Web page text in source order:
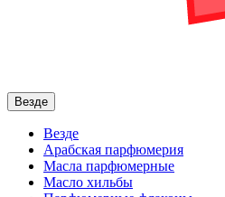
Везде
Везде
Арабская парфюмерия
Масла парфюмерные
Масло хильбы